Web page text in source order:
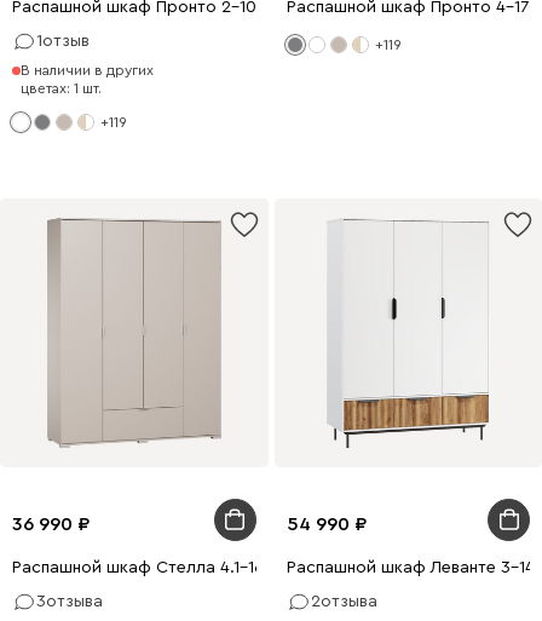
Распашной шкаф Пронто 2-100x220 Белый с зеркалом
1отзыв
В наличии в других
цветах: 1 шт.
+119
Распашной шкаф Пронто 4-
+119
36 990
Распашной шкаф Стелла 4.1-160x210 Латте
3отзыва
54 990
Распашной шкаф Леванте 3-
2отзыва